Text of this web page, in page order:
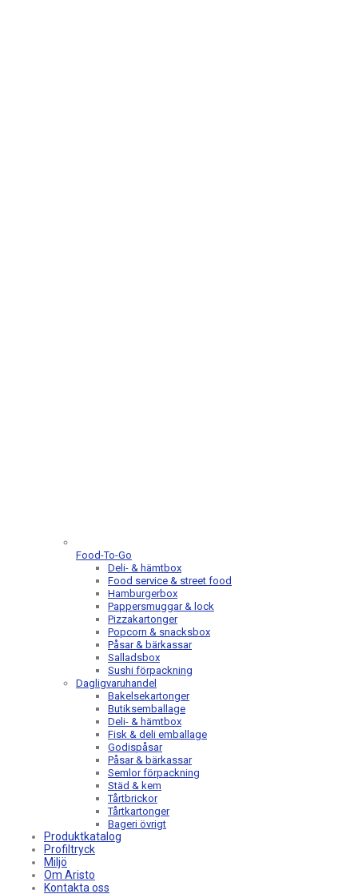
Food-To-Go
Deli- & hämtbox
Food service & street food
Hamburgerbox
Pappersmuggar & lock
Pizzakartonger
Popcorn & snacksbox
Påsar & bärkassar
Salladsbox
Sushi förpackning
Dagligvaruhandel
Bakelsekartonger
Butiksemballage
Deli- & hämtbox
Fisk & deli emballage
Godispåsar
Påsar & bärkassar
Semlor förpackning
Städ & kem
Tårtbrickor
Tårtkartonger
Bageri övrigt
Produktkatalog
Profiltryck
Miljö
Om Aristo
Kontakta oss